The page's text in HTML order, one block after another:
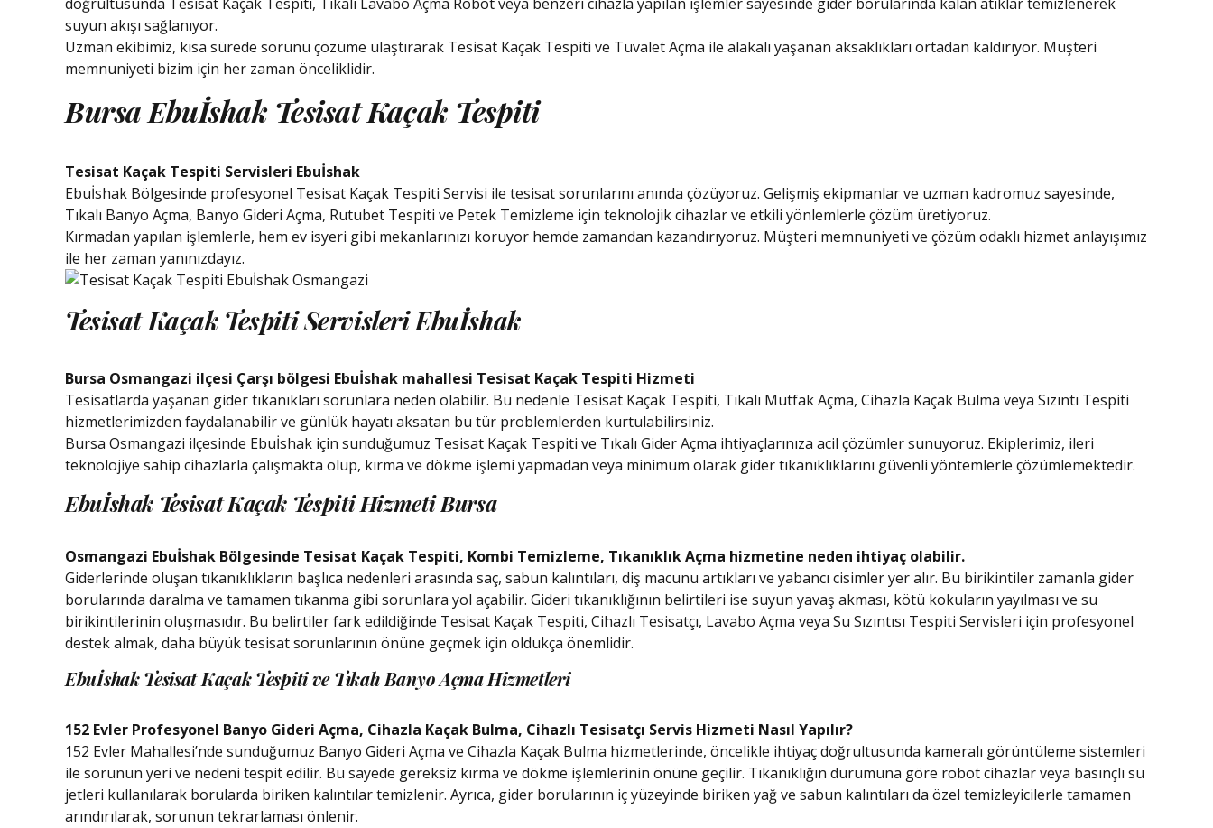
suyun akışı sağlanıyor.
Uzman ekibimiz, kısa sürede sorunu çözüme ulaştırarak Tesisat Kaçak Tespiti ve Tuvalet Açma ile alakalı yaşanan aksaklıkları ortadan kaldırıyor. Müşteri
memnuniyeti bizim için her zaman önceliklidir.
Bursa Ebuİshak Tesisat Kaçak Tespiti
Tesisat Kaçak Tespiti Servisleri Ebuİshak
Ebuİshak Bölgesinde profesyonel Tesisat Kaçak Tespiti Servisi ile tesisat sorunlarını anında çözüyoruz. Gelişmiş ekipmanlar ve uzman kadromuz sayesinde,
Tıkalı Banyo Açma, Banyo Gideri Açma, Rutubet Tespiti ve Petek Temizleme için teknolojik cihazlar ve etkili yönlemlerle çözüm üretiyoruz.
Kırmadan yapılan işlemlerle, hem ev isyeri gibi mekanlarınızı koruyor hemde zamandan kazandırıyoruz. Müşteri memnuniyeti ve çözüm odaklı hizmet anlayışımız
ile her zaman yanınızdayız.
Tesisat Kaçak Tespiti Servisleri Ebuİshak
Bursa Osmangazi ilçesi Çarşı bölgesi Ebuİshak mahallesi Tesisat Kaçak Tespiti Hizmeti
Tesisatlarda yaşanan gider tıkanıkları sorunlara neden olabilir. Bu nedenle Tesisat Kaçak Tespiti, Tıkalı Mutfak Açma, Cihazla Kaçak Bulma veya Sızıntı Tespiti
hizmetlerimizden faydalanabilir ve günlük hayatı aksatan bu tür problemlerden kurtulabilirsiniz.
Bursa Osmangazi ilçesinde Ebuİshak için sunduğumuz Tesisat Kaçak Tespiti ve Tıkalı Gider Açma ihtiyaçlarınıza acil çözümler sunuyoruz. Ekiplerimiz, ileri
teknolojiye sahip cihazlarla çalışmakta olup, kırma ve dökme işlemi yapmadan veya minimum olarak gider tıkanıklıklarını güvenli yöntemlerle çözümlemektedir.
Ebuİshak Tesisat Kaçak Tespiti Hizmeti Bursa
Osmangazi Ebuİshak Bölgesinde Tesisat Kaçak Tespiti, Kombi Temizleme, Tıkanıklık Açma hizmetine neden ihtiyaç olabilir.
Giderlerinde oluşan tıkanıklıkların başlıca nedenleri arasında saç, sabun kalıntıları, diş macunu artıkları ve yabancı cisimler yer alır. Bu birikintiler zamanla gider
borularında daralma ve tamamen tıkanma gibi sorunlara yol açabilir. Gideri tıkanıklığının belirtileri ise suyun yavaş akması, kötü kokuların yayılması ve su
birikintilerinin oluşmasıdır. Bu belirtiler fark edildiğinde Tesisat Kaçak Tespiti, Cihazlı Tesisatçı, Lavabo Açma veya Su Sızıntısı Tespiti Servisleri için profesyonel
destek almak, daha büyük tesisat sorunlarının önüne geçmek için oldukça önemlidir.
Ebuİshak Tesisat Kaçak Tespiti ve Tıkalı Banyo Açma Hizmetleri
152 Evler Profesyonel Banyo Gideri Açma, Cihazla Kaçak Bulma, Cihazlı Tesisatçı Servis Hizmeti Nasıl Yapılır?
152 Evler Mahallesi’nde sunduğumuz Banyo Gideri Açma ve Cihazla Kaçak Bulma hizmetlerinde, öncelikle ihtiyaç doğrultusunda kameralı görüntüleme sistemleri
ile sorunun yeri ve nedeni tespit edilir. Bu sayede gereksiz kırma ve dökme işlemlerinin önüne geçilir. Tıkanıklığın durumuna göre robot cihazlar veya basınçlı su
jetleri kullanılarak borularda biriken kalıntılar temizlenir. Ayrıca, gider borularının iç yüzeyinde biriken yağ ve sabun kalıntıları da özel temizleyicilerle tamamen
arındırılarak, sorunun tekrarlaması önlenir.